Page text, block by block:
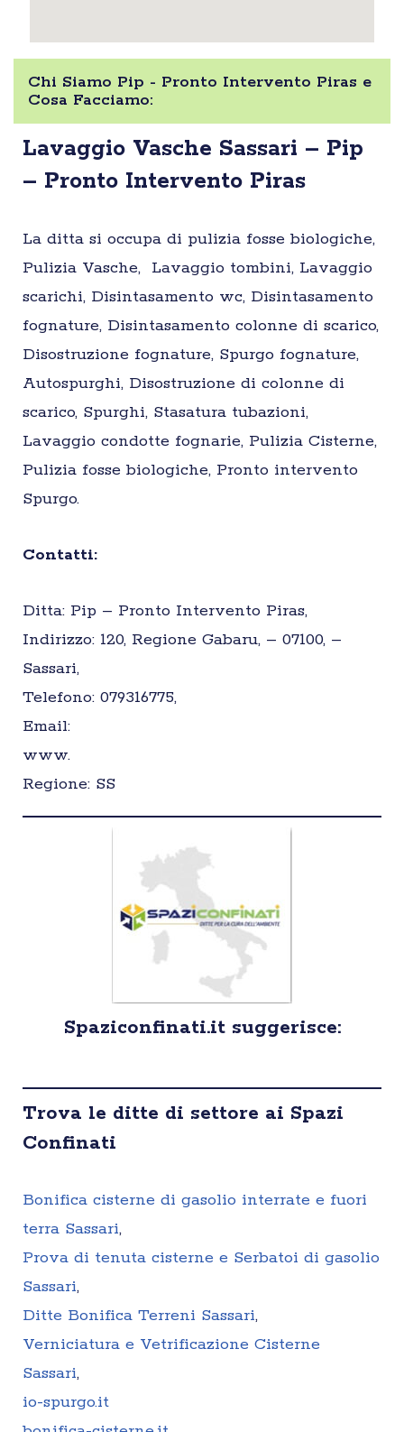
Chi Siamo Pip - Pronto Intervento Piras e
Cosa Facciamo:
Lavaggio Vasche Sassari – Pip
– Pronto Intervento Piras
La ditta si occupa di pulizia fosse biologiche,
Pulizia Vasche, Lavaggio tombini, Lavaggio
scarichi, Disintasamento wc, Disintasamento
fognature, Disintasamento colonne di scarico,
Disostruzione fognature, Spurgo fognature,
Autospurghi, Disostruzione di colonne di
scarico, Spurghi, Stasatura tubazioni,
Lavaggio condotte fognarie, Pulizia Cisterne,
Pulizia fosse biologiche, Pronto intervento
Spurgo.
Contatti:
Ditta: Pip – Pronto Intervento Piras,
Indirizzo: 120, Regione Gabaru, – 07100, –
Sassari,
Telefono: 079316775,
Email:
www.
Regione: SS
Spaziconfinati.it suggerisce:
Trova le ditte di settore ai Spazi
Confinati
Bonifica cisterne di gasolio interrate e fuori
terra Sassari,
Prova di tenuta cisterne e Serbatoi di gasolio
Sassari,
Ditte Bonifica Terreni Sassari,
Verniciatura e Vetrificazione Cisterne
Sassari,
io-spurgo.it